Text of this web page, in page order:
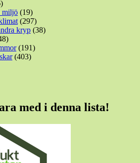
miljö (19)
(297)
kryp (38)
(191)
(403)
med i denna lista!